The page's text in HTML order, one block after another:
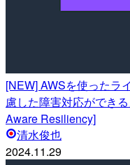
[NEW] AWSを使ったラ
慮した障害対応ができ
Aware Resiliency]
清水俊也
2024.11.29